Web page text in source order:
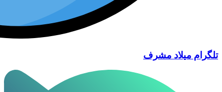
تلگرام میلاد مشرف